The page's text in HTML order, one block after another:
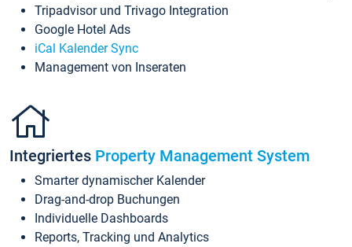
Tripadvisor und Trivago Integration
Google Hotel Ads
iCal Kalender Sync
Management von Inseraten
Integriertes Property Management System
Smarter dynamischer Kalender
Drag-and-drop Buchungen
Individuelle Dashboards
Reports, Tracking und Analytics